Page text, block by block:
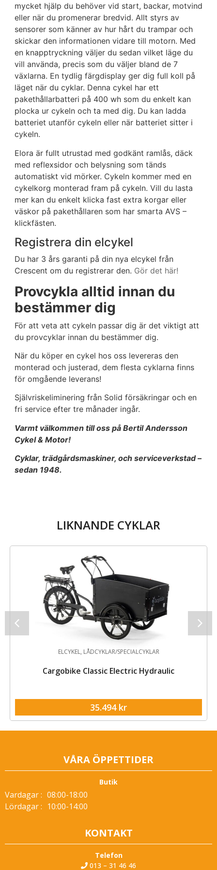
mycket hjälp du behöver vid start, backar, motvind
eller när du promenerar bredvid. Allt styrs av
sensorer som känner av hur hårt du trampar och
skickar den informationen vidare till motorn. Med
en knapptryckning väljer du sedan vilket läge du
vill använda, precis som du väljer bland de 7
växlarna. En tydlig färgdisplay ger dig full koll på
läget när du cyklar. Denna cykel har ett
pakethållarbatteri på 400 wh som du enkelt kan
plocka ur cykeln och ta med dig. Du kan ladda
batteriet utanför cykeln eller när batteriet sitter i
cykeln.
Elora är fullt utrustad med godkänt ramlås, däck
med reflexsidor och belysning som tänds
automatiskt vid mörker. Cykeln kommer med en
cykelkorg monterad fram på cykeln. Vill du lasta
mer kan du enkelt klicka fast extra korgar eller
väskor på pakethållaren som har smarta AVS –
klickfästen.
Registrera din elcykel
Du har 3 års garanti på din nya elcykel från
Crescent om du registrerar den. Gör det här!
Provcykla alltid innan du
bestämmer dig
För att veta att cykeln passar dig är det viktigt att
du provcyklar innan du bestämmer dig.
När du köper en cykel hos oss levereras den
monterad och justerad, dem flesta cyklarna finns
för omgående leverans!
Självriskeliminering från Solid försäkringar och en
fri service efter tre månader ingår.
Varmt välkommen till oss på Bertil Andersson
Cykel & Motor!
Cyklar, trädgårdsmaskiner, och serviceverkstad –
sedan 1948.
LIKNANDE CYKLAR
ELCYKEL
Crescent Elora 7-växlad Röd
VÅRA ÖPPETTIDER
Butik
Vardagar : 08:00-18:00
Lördagar : 10:00-14:00
KONTAKT
Telefon
013 – 31 46 46